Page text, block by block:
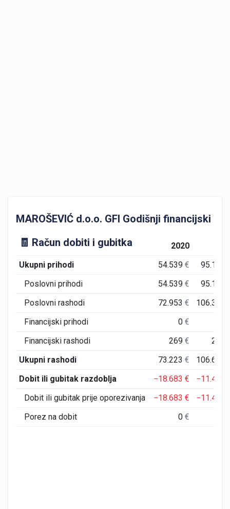
MAROŠEVIĆ d.o.o. GFI Godišnji financijski
🧾 Račun dobiti i gubitka
2020
Ukupni prihodi
54.539€ 95.195
Poslovni prihodi
54.539€ 95.195
Poslovni rashodi
72.953€ 106.398
Financijski prihodi
0€
Financijski rashodi
269€ 219
Ukupni rashodi
73.223€ 106.617
Dobit ili gubitak razdoblja
−18.683€ −11.422
Dobit ili gubitak prije oporezivanja
−18.683€ −11.422
Porez na dobit
0€